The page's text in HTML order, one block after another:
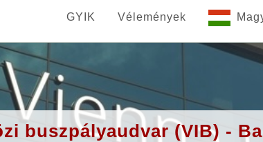
GYIK Vélemények
buszpályaudvar (VIB) -